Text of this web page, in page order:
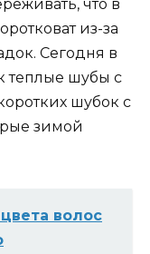
что в
из-за
Сегодня в
теплые шубы с
шубок с
зимой
волос